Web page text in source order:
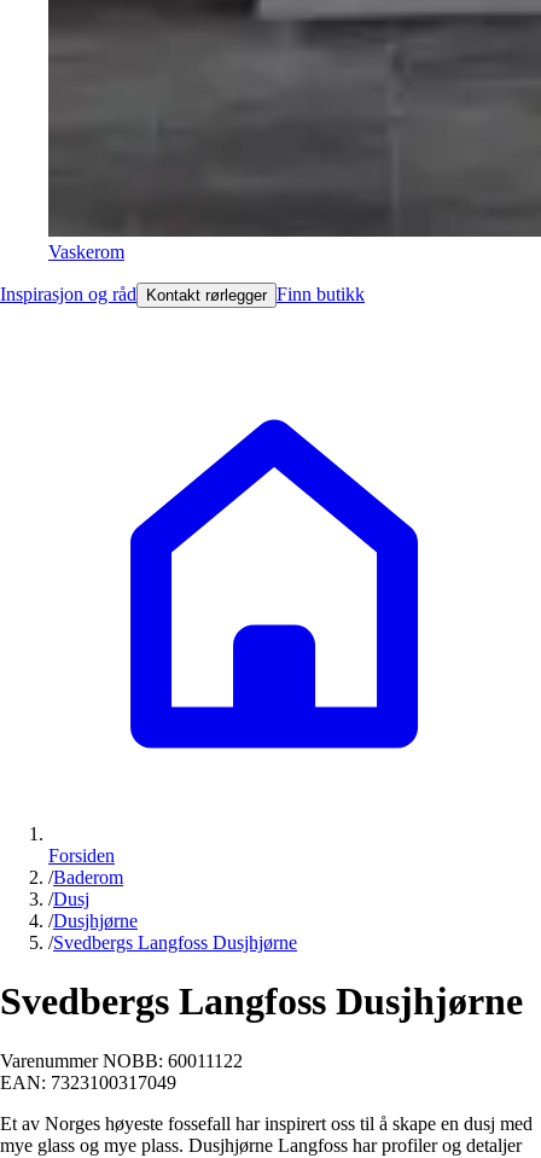
Vaskerom
Inspirasjon og råd Kontakt rørlegger Finn butikk
Forsiden
/Baderom
/Dusj
/Dusjhjørne
/Svedbergs Langfoss Dusjhjørne
Svedbergs Langfoss Dusjhjørne
Varenummer NOBB: 60011122
EAN: 7323100317049
Et av Norges høyeste fossefall har inspirert oss til å skape en dusj med
mye glass og mye plass. Dusjhjørne Langfoss har profiler og detaljer